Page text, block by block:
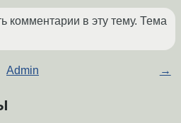
комментарии в эту тему. Тема
Admin →